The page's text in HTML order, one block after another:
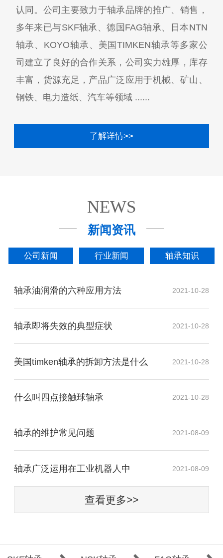
认同。公司主要致力于轴承品牌的推广、销售，
多年来已与SKF轴承、德国FAG轴承、日本NTN
轴承、KOYO轴承、美国TIMKEN轴承等多家公
司建立了良好的合作关系，公司实力雄厚，库存
丰富，货源充足，产品广泛应用于机械、矿山、
钢铁、电力造纸、汽车等领域 ......
了解详情>>
NEWS
新闻资讯
公司新闻 行业新闻 轴承知识
轴承油润滑的六种应用方法 2021-10-28
轴承即将失效的典型症状 2021-10-28
美国timken轴承的拆卸方法是什么 2021-10-28
什么叫四点接触球轴承 2021-10-28
轴承的维护常见问题 2021-08-09
​轴承广泛运用在工业机器人中 2021-08-09
查看更多>>